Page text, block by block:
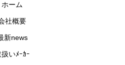
ホーム
社概要
新news
いﾒｰｶｰ